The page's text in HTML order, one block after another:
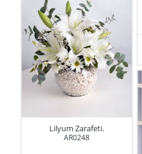
Lilyum Zarafeti.
AR0248